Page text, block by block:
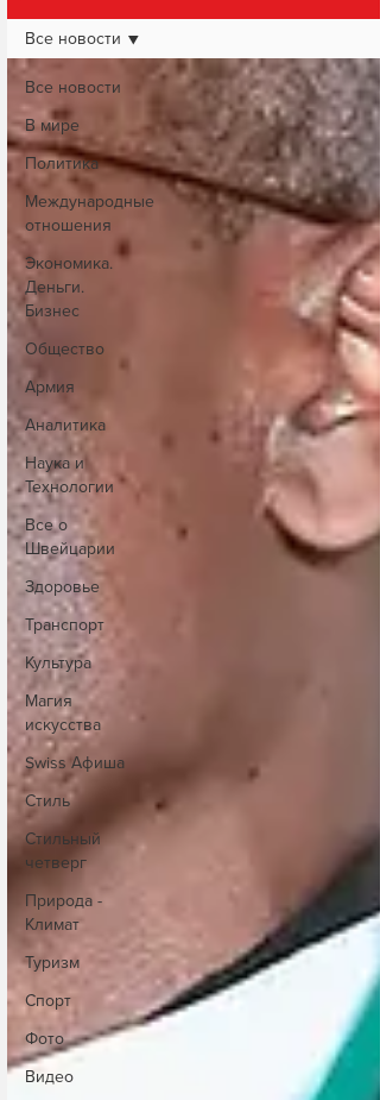
Все новости
В мире
Политика
Международные
отношения
Экономика.
Деньги.
Бизнес
Общество
Армия
Аналитика
Наука и
Технологии
Все о
Швейцарии
Здоровье
Транспорт
Культура
Магия
искусства
Swiss Афиша
Стиль
Стильный
четверг
Природа -
Климат
Туризм
Спорт
Фото
Видео
Все новости